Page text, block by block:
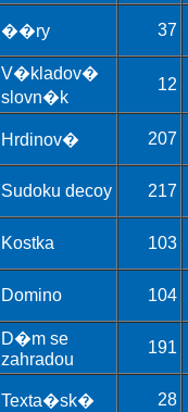
��ry 37
V�kladov�
slovn�k
12
Hrdinov� 207
Sudoku decoy 217
Kostka 103
Domino 104
D�m se
zahradou
191
Texta�sk� 28